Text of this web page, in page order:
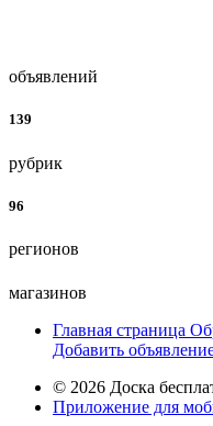
объявлений
139
рубрик
96
регионов
магазинов
Главная страница
Добавить
© 2026 Доска
Приложение для